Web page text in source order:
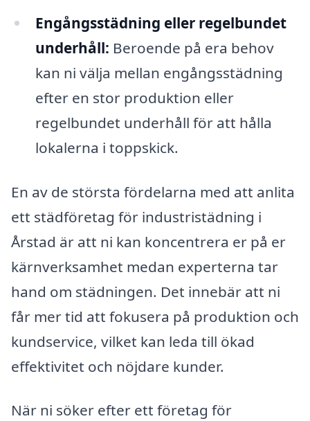
Engångsstädning eller regelbundet
underhåll: Beroende på era behov
kan ni välja mellan engångsstädning
efter en stor produktion eller
regelbundet underhåll för att hålla
lokalerna i toppskick.
En av de största fördelarna med att anlita
ett städföretag för industristädning i
Årstad är att ni kan koncentrera er på er
kärnverksamhet medan experterna tar
hand om städningen. Det innebär att ni
får mer tid att fokusera på produktion och
kundservice, vilket kan leda till ökad
effektivitet och nöjdare kunder.
När ni söker efter ett företag för